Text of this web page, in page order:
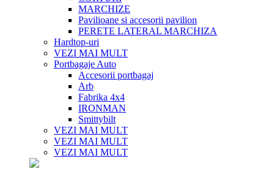
MARCHIZE
Pavilioane si accesorii pavilion
PERETE LATERAL MARCHIZA
Hardtop-uri
VEZI MAI MULT
Portbagaje Auto
Accesorii portbagaj
Arb
Fabrika 4x4
IRONMAN
Smittybilt
VEZI MAI MULT
VEZI MAI MULT
VEZI MAI MULT